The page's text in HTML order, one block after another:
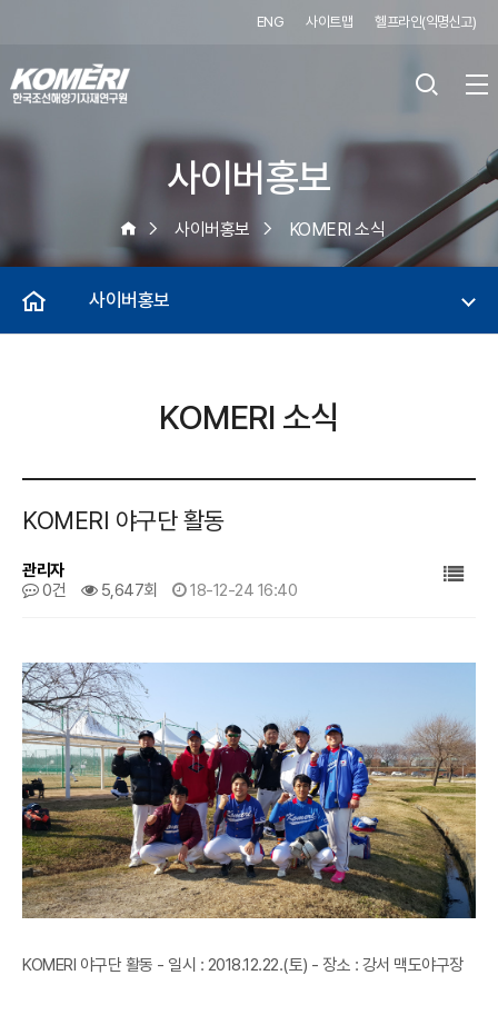
ENG 사이트맵 헬프라인(익명신고)
사이버홍보
사이버홍보 KOMERI 소식
사이버홍보
KOMERI 소식
KOMERI 야구단 활동
관리자
0건
5,647회 18-12-24 16:40
KOMERI 야구단 활동 - 일시 : 2018.12.22.(토) - 장소 : 강서 맥도야구장